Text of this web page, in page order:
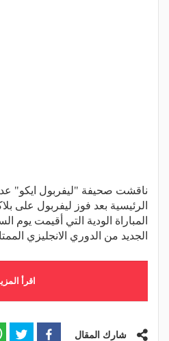
ناقشت صحيفة "ليفربول ايكو"
المباراة الودية التي أقيمت يوم
الجديد من الدوري الانجليزي
اقرأ
شارك المقال